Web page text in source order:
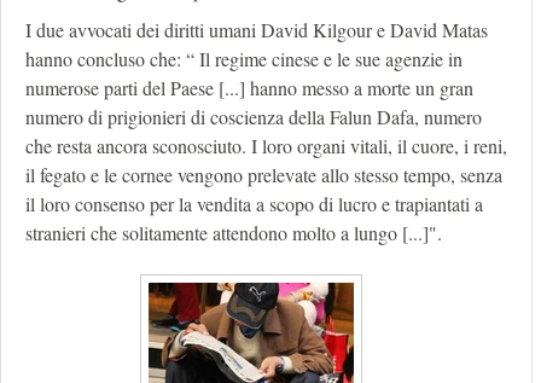
I due avvocati dei diritti umani David Kilgour e David Matas
hanno concluso che: “ Il regime cinese e le sue agenzie in
numerose parti del Paese [...] hanno messo a morte un gran
numero di prigionieri di coscienza della Falun Dafa, numero
che resta ancora sconosciuto. I loro organi vitali, il cuore, i reni,
il fegato e le cornee vengono prelevate allo stesso tempo, senza
il loro consenso per la vendita a scopo di lucro e trapiantati a
stranieri che solitamente attendono molto a lungo [...]".